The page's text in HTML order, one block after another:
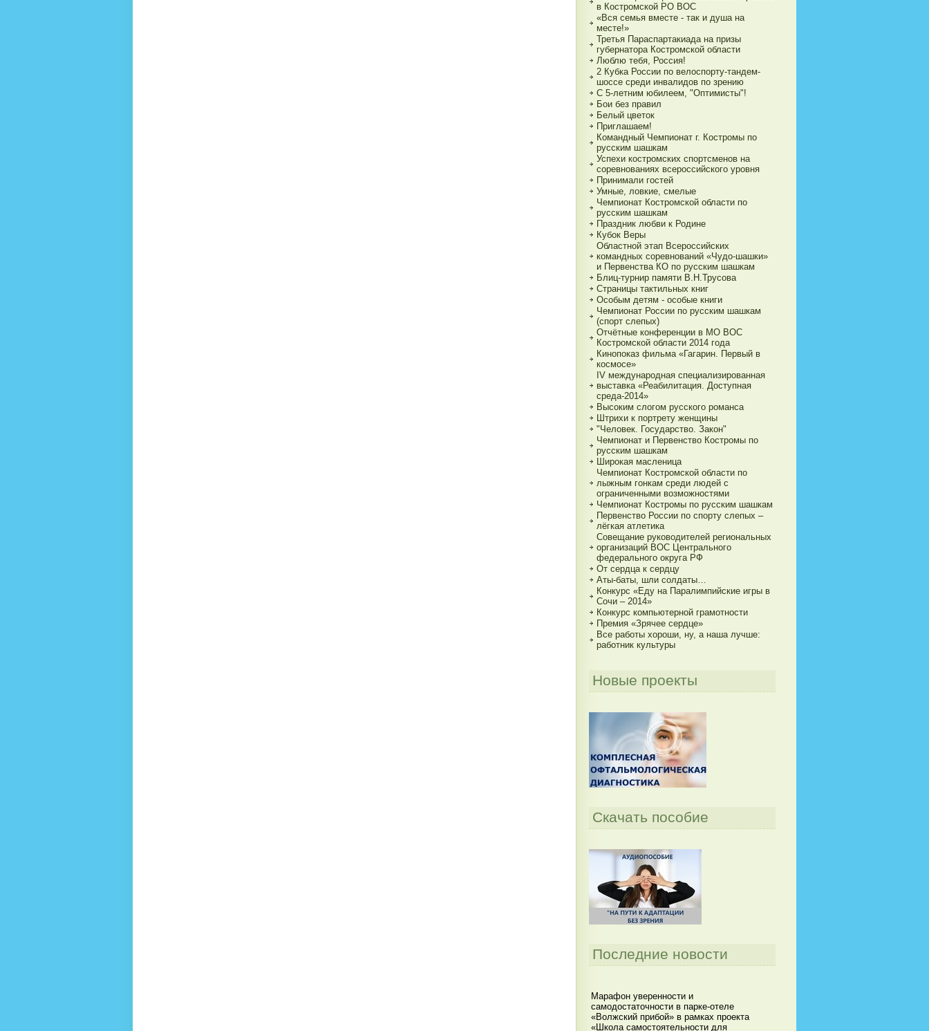
в Костромской РО ВОС
«Вся семья вместе - так и душа на
месте!»
Третья Параспартакиада на призы
губернатора Костромской области
Люблю тебя, Россия!
2 Кубка России по велоспорту-тандем-
шоссе среди инвалидов по зрению
С 5-летним юбилеем, "Оптимисты"!
Бои без правил
Белый цветок
Приглашаем!
Командный Чемпионат г. Костромы по
русским шашкам
Успехи костромских спортсменов на
соревнованиях всероссийского уровня
Принимали гостей
Умные, ловкие, смелые
Чемпионат Костромской области по
русским шашкам
Праздник любви к Родине
Кубок Веры
Областной этап Всероссийских
командных соревнований «Чудо-шашки»
и Первенства КО по русским шашкам
Блиц-турнир памяти В.Н.Трусова
Страницы тактильных книг
Особым детям - особые книги
Чемпионат России по русским шашкам
(спорт слепых)
Отчётные конференции в МО ВОС
Костромской области 2014 года
Кинопоказ фильма «Гагарин. Первый в
космосе»
IV международная специализированная
выставка «Реабилитация. Доступная
среда-2014»
Высоким слогом русского романса
Штрихи к портрету женщины
"Человек. Государство. Закон"
Чемпионат и Первенство Костромы по
русским шашкам
Широкая масленица
Чемпионат Костромской области по
лыжным гонкам среди людей с
ограниченными возможностями
Чемпионат Костромы по русским шашкам
Первенство России по спорту слепых –
лёгкая атлетика
Совещание руководителей региональных
организаций ВОС Центрального
федерального округа РФ
От сердца к сердцу
Аты-баты, шли солдаты…
Конкурс «Еду на Паралимпийские игры в
Сочи – 2014»
Конкурс компьютерной грамотности
Премия «Зрячее сердце»
Все работы хороши, ну, а наша лучше:
работник культуры
Новые проекты
Скачать пособие
Последние новости
Марафон уверенности и
самодостаточности в парке-отеле
«Волжский прибой» в рамках проекта
«Школа самостоятельности для